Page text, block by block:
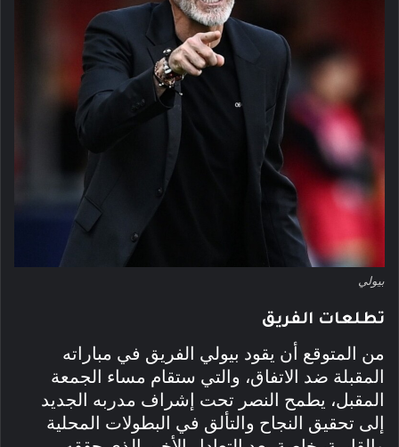
بيولي
تطلعات الفريق
من المتوقع أن يقود بيولي الفريق في مباراته
المقبلة ضد الاتفاق، والتي ستقام مساء الجمعة
المقبل، يطمح النصر تحت إشراف مدربه الجديد
إلى تحقيق النجاح والتألق في البطولات المحلية